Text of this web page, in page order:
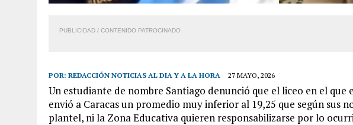
PUBLICIDAD / CONTENIDO PATROCINADO
POR: REDACCIÓN NOTICIAS AL DIA Y A LA HORA 27 MAYO, 2026
Un estudiante de nombre Santiago denunció que el liceo en el que
envió a Caracas un promedio muy inferior al 19,25 que según sus
plantel, ni la Zona Educativa quieren responsabilizarse por lo